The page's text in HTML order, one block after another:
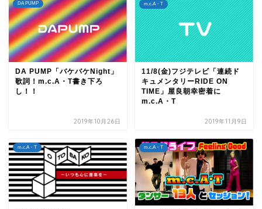
DA PUMP
DA PUMP「バケバケNight」
歌詞！m.c.A・T書き下ろ
し！！
2019年10月26日
m.c.A・T
11/8(金)フジテレビ「連続ド
キュメンタリーRIDE ON
TIME」屋良朝幸密着に
m.c.A・T
2019年11月9日
m.c.A・T m.c.A・T